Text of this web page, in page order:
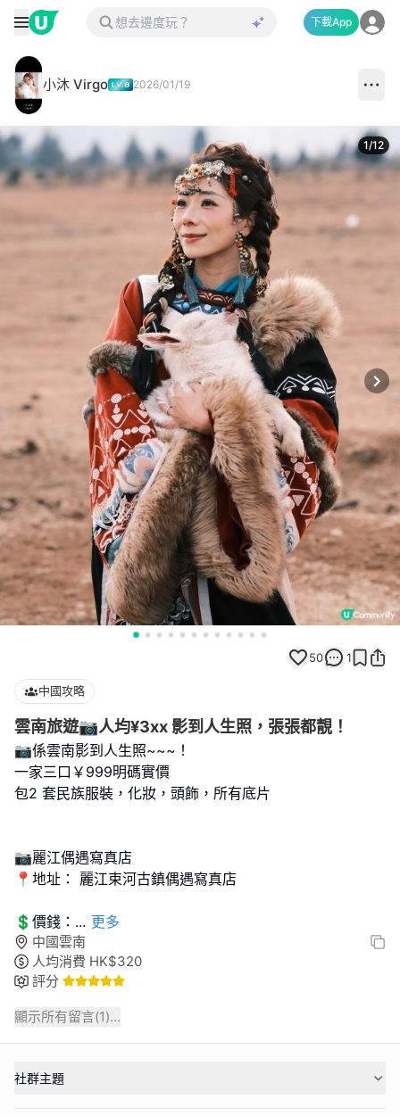
下載App
小沐 Virgo 2026/01/19
1/12
50 1
中國攻略
雲南旅遊📷人均¥3xx 影到人生照，張張都靚！
📷係雲南影到人生照~~~！
一家三口￥999明碼實價
包2 套民族服裝，化妝，頭飾，所有底片
📷麗江偶遇寫真店
📍地址： 麗江束河古鎮偶遇寫真店
💲價錢： ... 更多
中國雲南
人均消費 HK$320
評分
顯示所有留言(1)...
社群主題